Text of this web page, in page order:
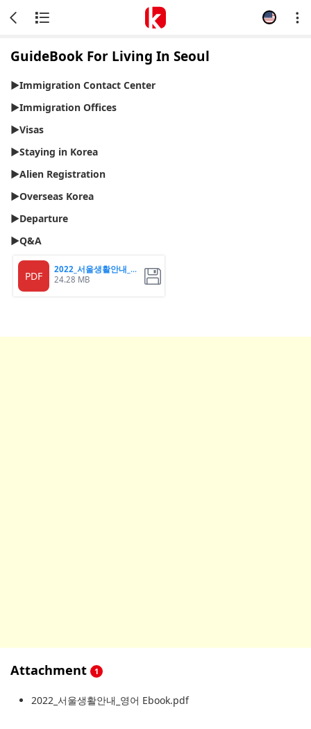
GuideBook For Living In Seoul
▶Immigration Contact Center
▶Immigration Offices
▶Visas
▶Staying in Korea
▶Alien Registration
▶Overseas Korea
▶Departure
▶Q&A
PDF
2022_서울생활안내_영어
24.28 MB
Attachment 1
2022_서울생활안내_영어 Ebook.pdf